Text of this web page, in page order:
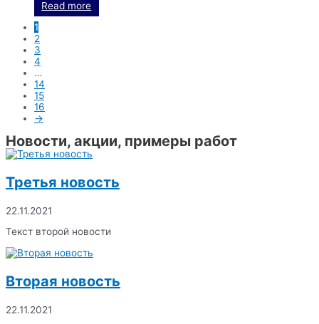
Read more
1
2
3
4
…
14
15
16
→
Новости, акции, примеры работ
Третья новость
22.11.2021
Текст второй новости
Вторая новость
22.11.2021